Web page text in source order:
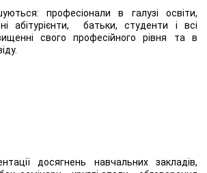
професіонали в галузі освіти,
абітурієнти, батьки, студенти і всі
свого професійного рівня та в
досягнень навчальних закладів,